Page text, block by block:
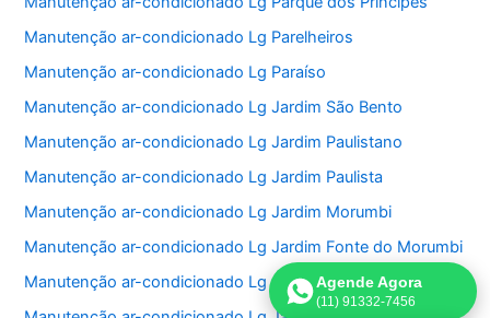
Manutenção ar-condicionado Lg Parelheiros
Manutenção ar-condicionado Lg Paraíso
Manutenção ar-condicionado Lg Jardim São Bento
Manutenção ar-condicionado Lg Jardim Paulistano
Manutenção ar-condicionado Lg Jardim Paulista
Manutenção ar-condicionado Lg Jardim Morumbi
Manutenção ar-condicionado Lg Jardim Fonte do Morumbi
Manutenção ar-condicionado Lg Jardim Europa
Agende Agora
(11) 91332-7456